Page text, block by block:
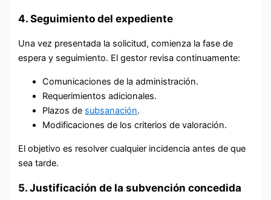
4. Seguimiento del expediente
Una vez presentada la solicitud, comienza la fase de
espera y seguimiento. El gestor revisa continuamente:
Comunicaciones de la administración.
Requerimientos adicionales.
Plazos de subsanación.
Modificaciones de los criterios de valoración.
El objetivo es resolver cualquier incidencia antes de que
sea tarde.
5. Justificación de la subvención concedida